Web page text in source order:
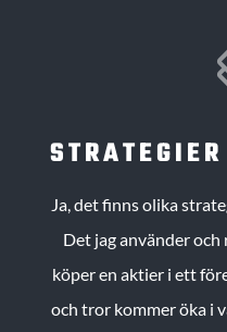
Ja, det finns olika
Det jag använder
köper en aktier i ett
och tror kommer öka i